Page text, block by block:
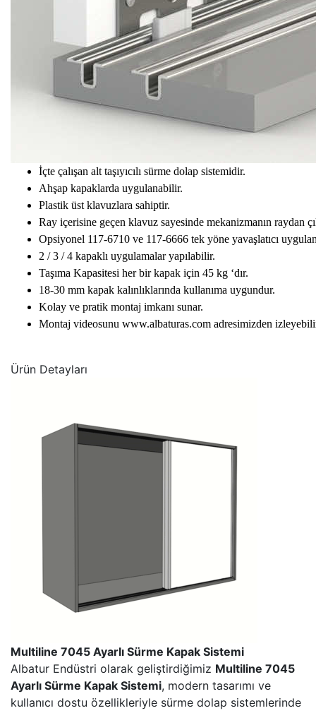
İçte çalışan alt taşıyıcılı sürme dolap sistemidir.
Ahşap kapaklarda uygulanabilir.
Plastik üst klavuzlara sahiptir.
Ray içerisine geçen klavuz sayesinde mekanizmanın raydan
Opsiyonel 117-6710 ve 117-6666 tek yöne yavaşlatıcı
2 / 3 / 4 kapaklı uygulamalar yapılabilir.
Taşıma Kapasitesi her bir kapak için 45 kg ‘dır.
18-30 mm kapak kalınlıklarında kullanıma uygundur.
Kolay ve pratik montaj imkanı sunar.
Montaj videosunu www.albaturas.com adresimizden
Ürün Detayları
Multiline 7045 Ayarlı Sürme Kapak Sistemi
Albatur Endüstri olarak geliştirdiğimiz Multiline 7045
Ayarlı Sürme Kapak Sistemi, modern tasarımı ve
kullanıcı dostu özellikleriyle sürme dolap sistemlerinde